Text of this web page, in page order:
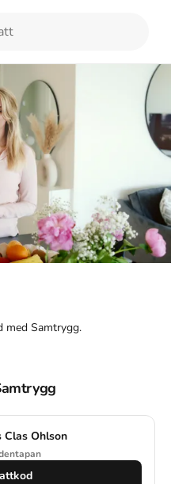
med Samtrygg.
Clas Ohlson